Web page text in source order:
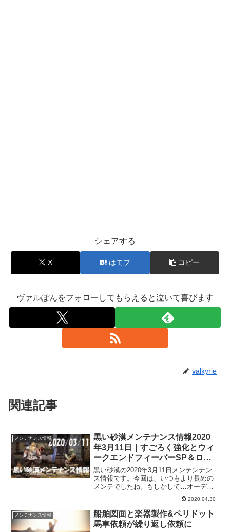
シェアする
X はてブ コピー
ヴァルぽんをフォローしてもらえると泣いて喜びます
valkyrie
関連記事
メンテナンス情報
黒い砂漠メンテナンス情報2020
年3月11日｜すごろく強化とウィ
ークエンドフィーバーSP＆ログ
ボイベント
黒い砂漠の2020年3月11日メンテンナン
ス情報です。今回は、いつもより長めの
メンテでしたね。もしかして…オーディ
リタ実装！？なんて妄想してたけど、そ
うじゃなかったｗ内容自体は軽めのメン
テで、サーバーメンテに集中したのか
な？
2020.04.30
メンテナンス情報
船舶図面と楽器製作&ペリドット
馬車依頼が繰り返し依頼に